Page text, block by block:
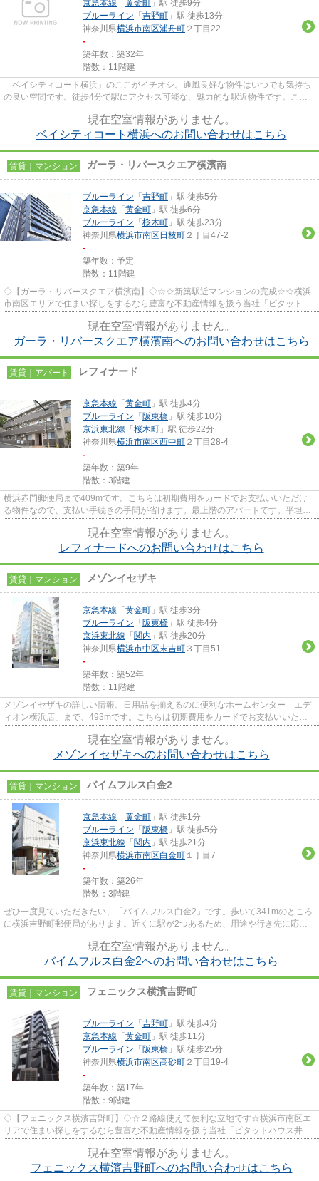
京急本線 「 黄金町
」駅 徒歩9分
ブルーライン 「 吉野町 」駅 徒歩13分
神奈川県横浜市南区浦舟町 ２丁目22
-
築年数：築32年
階数：11階建
「ベイシティコート横浜」のここがイチオシ。通風良好な物件はいつでも気持ち
の良い空間です。徒歩4分で駅にアクセス可能な、魅力的な駅近物件です。こち
現在空室情報がありません。
ベイシティコート横浜へのお問い合わせはこちら
賃貸｜マンション ガーラ・リバースクエア横濱南
ブルーライン 「 吉野町 」駅 徒歩5分
京急本線 「 黄金町 」駅 徒歩6分
ブルーライン 「 桜木町 」駅 徒歩23分
神奈川県横浜市南区 日枝町 ２丁目47-2
-
築年数：予定
階数：11階建
◇【ガーラ・リバースクエア横濱南】◇☆☆新築駅近マンションの完成☆☆横浜
市南区エリアで住まい探しをするなら豊富な不動産情報を扱う当社「ピタットハ
現在空室情報がありません。
ガーラ・リバースクエア横濱南へのお問い合わせはこちら
賃貸｜アパート レフィナード
京急本線 「 黄金町 」駅 徒歩4分
ブルーライン 「 阪東橋 」駅 徒歩10分
京浜東北線 「 桜木町 」駅 徒歩22分
神奈川県横浜市南区西中町 ２丁目28-4
-
築年数：築9年
階数：3階建
横浜赤門郵便局まで409mです。こちらは初期費用をカードでお支払いいただけ
る物件なので、支払い手続きの手間が省けます。最上階のアパートです。平坦な
現在空室情報がありません。
レフィナードへのお問い合わせはこちら
賃貸｜マンション メゾンイセザキ
京急本線 「 黄金町 」駅 徒歩3分
ブルーライン 「 阪東橋 」駅 徒歩4分
京浜東北線 「 関内 」駅 徒歩20分
神奈川県横浜市中区末吉町 ３丁目51
-
築年数：築52年
階数：11階建
メゾンイセザキの詳しい情報。日用品を揃えるのに便利なホームセンター「エデ
ィオン横浜店」まで、493mです。こちらは初期費用をカードでお支払いいただ
現在空室情報がありません。
メゾンイセザキへのお問い合わせはこちら
賃貸｜マンション バイムフルス白金2
京急本線 「 黄金町 」駅 徒歩1分
ブルーライン 「 阪東橋 」駅 徒歩5分
京浜東北線 「 関内 」駅 徒歩21分
神奈川県横浜市南区白金町 １丁目7
-
築年数：築26年
階数：3階建
ぜひ一度見ていただきたい、「バイムフルス白金2」です。歩いて341mのところ
に横浜吉野町郵便局があります。近くに駅が2つあるため、用途や行き先に応じ
現在空室情報がありません。
バイムフルス白金2へのお問い合わせはこちら
賃貸｜マンション フェニックス横濱吉野町
ブルーライン 「 吉野町 」駅 徒歩4分
京急本線 「 黄金町 」駅 徒歩11分
ブルーライン 「 阪東橋 」駅 徒歩25分
神奈川県横浜市南区高砂町 ２丁目19-4
-
築年数：築17年
階数：9階建
◇【フェニックス横濱吉野町】◇☆２路線使えて便利な立地です☆横浜市南区エ
リアで住まい探しをするなら豊富な不動産情報を扱う当社「ピタットハウス井土
現在空室情報がありません。
フェニックス横濱吉野町へのお問い合わせはこちら